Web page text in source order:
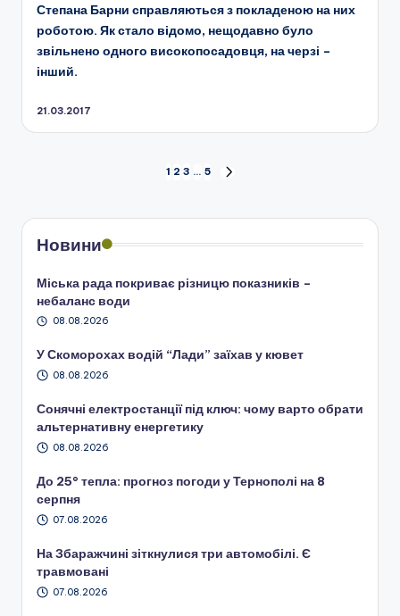
Степана Барни справляються з покладеною на них
роботою. Як стало відомо, нещодавно було
звільнено одного високопосадовця, на черзі –
інший.
21.03.2017
записів
1 2 3 … 5
Новини
Міська рада покриває різницю показників –
небаланс води
08.08.2026
У Скоморохах водій “Лади” заїхав у кювет
08.08.2026
Сонячні електростанції під ключ: чому варто обрати
альтернативну енергетику
08.08.2026
До 25° тепла: прогноз погоди у Тернополі на 8
серпня
07.08.2026
На Збаражчині зіткнулися три автомобілі. Є
травмовані
07.08.2026